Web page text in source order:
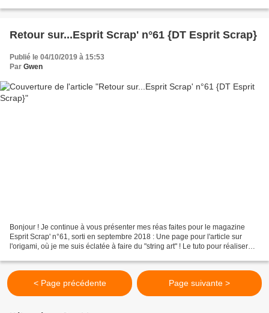
Retour sur...Esprit Scrap' n°61 {DT Esprit Scrap}
Publié le 04/10/2019 à 15:53
Par Gwen
Bonjour ! Je continue à vous présenter mes réas faites pour le magazine
Esprit Scrap' n°61, sorti en septembre 2018 : Une page pour l'article sur
l'origami, où je me suis éclatée à faire du "string art" ! Le tuto pour réaliser
< Page précédente Page suivante >